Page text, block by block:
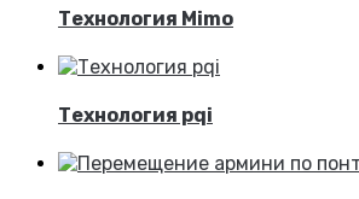
Технология Mimo
Технология pqi